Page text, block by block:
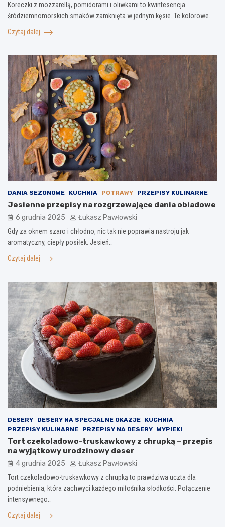
Koreczki z mozzarellą, pomidorami i oliwkami to kwintesencja
śródziemnomorskich smaków zamknięta w jednym kęsie. Te kolorowe…
Czytaj dalej
DANIA SEZONOWE KUCHNIA POTRAWY PRZEPISY KULINARNE
Jesienne przepisy na rozgrzewające dania obiadowe
6 grudnia 2025 Łukasz Pawłowski
Gdy za oknem szaro i chłodno, nic tak nie poprawia nastroju jak
aromatyczny, ciepły posiłek. Jesień…
Czytaj dalej
DESERY DESERY NA SPECJALNE OKAZJE
KUCHNIA
PRZEPISY KULINARNE
PRZEPISY NA DESERY WYPIEKI
Tort czekoladowo-truskawkowy z chrupką – przepis
na wyjątkowy urodzinowy deser
4 grudnia 2025 Łukasz Pawłowski
Tort czekoladowo-truskawkowy z chrupką to prawdziwa uczta dla
podniebienia, która zachwyci każdego miłośnika słodkości. Połączenie
intensywnego…
Czytaj dalej